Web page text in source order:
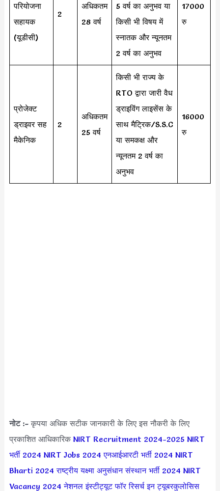
परियोजना
सहायक
(यूडीसी)
2
अधिकतम
28 वर्ष
5 वर्ष का अनुभव या
किसी भी विषय में
स्नातक और न्यूनतम
2 वर्ष का अनुभव
17000
रु
प्रोजेक्ट
ड्राइवर सह
मैकेनिक
2
अधिकतम
25 वर्ष
किसी भी राज्य के
RTO द्वारा जारी वैध
ड्राइविंग लाइसेंस के
साथ मैट्रिक/S.S.C
या समकक्ष और
न्यूनतम 2 वर्ष का
अनुभव
16000
रु
नोट :-कृपया अधिक सटीक जानकारी के लिए इस नौकरी के लिए
प्रकाशित आधिकारिक NIRT Recruitment 2024-2025 NIRT
भर्ती 2024 NIRT Jobs 2024 एनआईआरटी भर्ती 2024 NIRT
Bharti 2024 राष्ट्रीय यक्ष्मा अनुसंधान संस्थान भर्ती 2024 NIRT
Vacancy 2024 नेशनल इंस्टीट्यूट फॉर रिसर्च इन ट्यूबरकुलोसिस